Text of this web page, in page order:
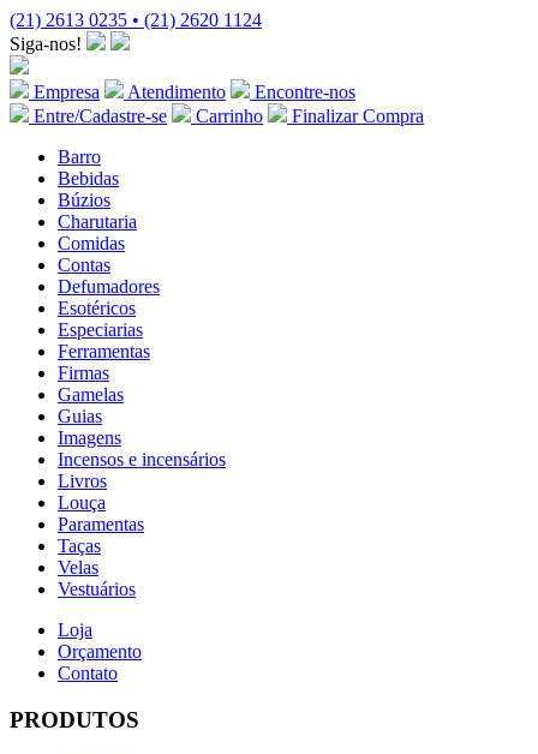
(21) 2613 0235 • (21) 2620 1124
Siga-nos!
Empresa Atendimento
Encontre-nos
Entre/Cadastre-se
Carrinho
Finalizar Compra
Barro
Bebidas
Búzios
Charutaria
Comidas
Contas
Defumadores
Esotéricos
Especiarias
Ferramentas
Firmas
Gamelas
Guias
Imagens
Incensos e incensários
Livros
Louça
Paramentas
Taças
Velas
Vestuários
Loja
Orçamento
Contato
PRODUTOS